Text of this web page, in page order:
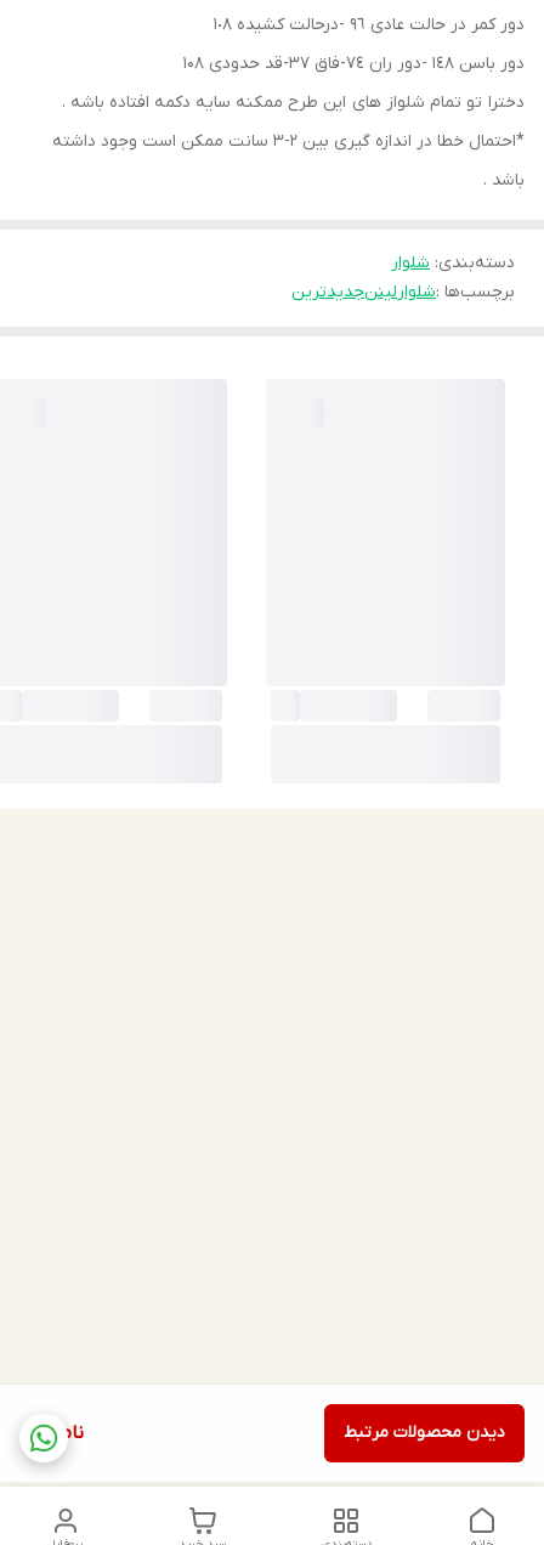
ناموجود دیدن محصولات مرتبط
دور کمر در حالت عادی ٩٦ -درحالت کشیده ١٠٨
دور باسن ١٤٨ -دور ران ٧٤-فاق ٣٧-قد حدودی ۱۰۸
دخترا تو تمام شلواز های این طرح ممکنه سایه دکمه افتاده باشه .
*احتمال خطا در اندازه گیری بین ۲-۳ سانت ممکن است وجود داشته
باشد .
دسته‌بندی: شلوار
برچسب‌ها :شلوارلیننجديدترين